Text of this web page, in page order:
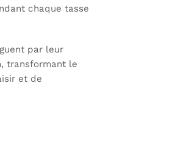
chaque tasse
par leur
transformant le
et de